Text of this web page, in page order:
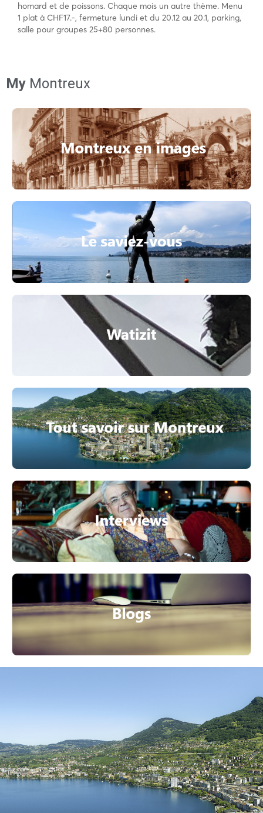
homard et de poissons. Chaque mois un autre thème. Menu
1 plat à CHF17.-, fermeture lundi et du 20.12 au 20.1, parking,
salle pour groupes 25+80 personnes.
My Montreux